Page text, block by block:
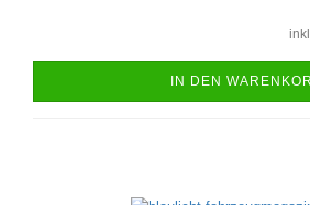
IN DEN